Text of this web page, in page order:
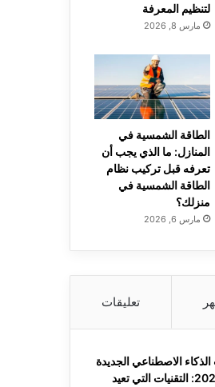
لتنظيم المعرفة
مارس 8, 2026
الطاقة الشمسية في
المنازل: ما الذي يجب أن
تعرفه قبل تركيب نظام
الطاقة الشمسية في
منزلك؟
مارس 6, 2026
تعليقات
الاصطناعي الجديدة
في 2026: التقنيات التي تعيد